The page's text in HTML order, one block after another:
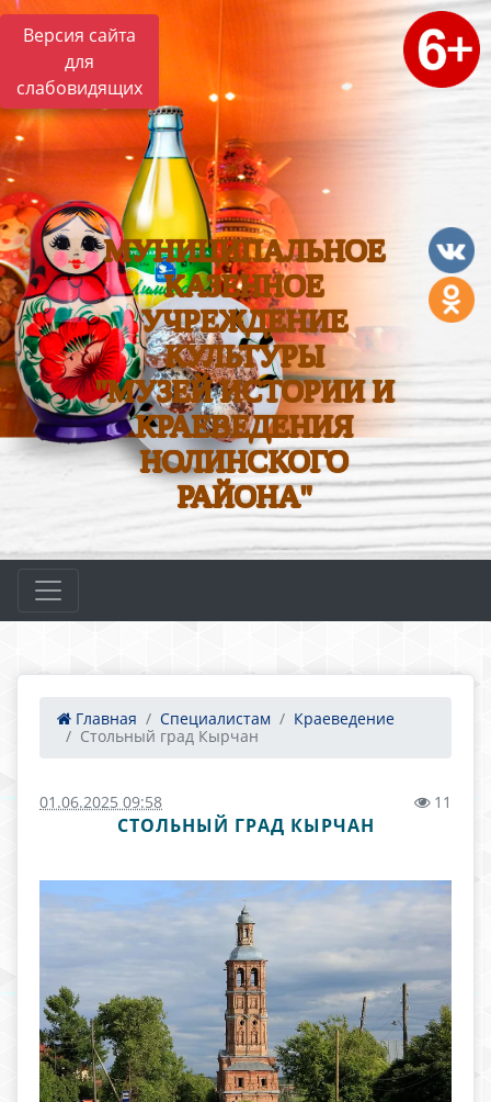
Версия сайта
для
слабовидящих
МУНИЦИПАЛЬНОЕ
КАЗЕННОЕ
УЧРЕЖДЕНИЕ
КУЛЬТУРЫ
"МУЗЕЙ ИСТОРИИ И
КРАЕВЕДЕНИЯ
НОЛИНСКОГО
РАЙОНА"
Главная Специалистам
Краеведение
Стольный град Кырчан
01.06.2025 09:58 11
СТОЛЬНЫЙ ГРАД КЫРЧАН